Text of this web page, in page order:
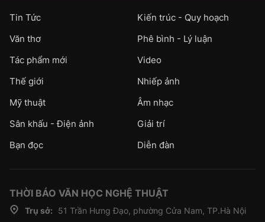
Tin Tức
Kiến trúc - Quy hoạch
Văn thơ
Phê bình - Lý luận
Tác phẩm mới
Video
Thế giới
Nhiếp ảnh
Mỹ thuật
Âm nhạc
Sân khấu - Điện ảnh
Giải trí
Bạn đọc
Diễn đàn
THỜI BÁO VĂN HỌC NGHỆ THUẬT
Trụ sở:
51 Trần Hưng Đạo, phường Cửa Nam, TP.Hà Nội